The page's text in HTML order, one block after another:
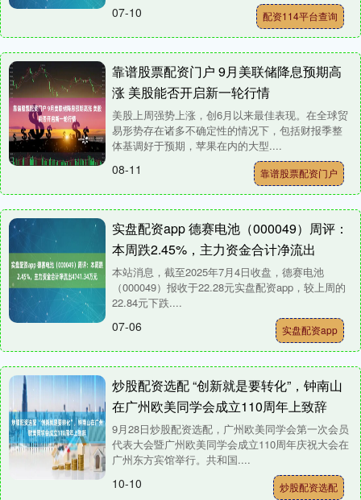
07-10 配资114平台查询
靠谱股票配资门户 9月美联储降息预期高
涨 美股能否开启新一轮行情
美股上周强势上涨，创6月以来最佳表现。在全球贸
易形势存在诸多不确定性的情况下，包括财报季整
体基调好于预期，苹果在内的大型....
08-11 靠谱股票配资门户
实盘配资app 德赛电池（000049）周评：
本周跌2.45%，主力资金合计净流出
4741.34万元
本站消息，截至2025年7月4日收盘，德赛电池
（000049）报收于22.28元实盘配资app，较上周的
22.84元下跌....
07-06 实盘配资app
炒股配资选配 “创新就是要转化”，钟南山
在广州欧美同学会成立110周年上致辞
9月28日炒股配资选配，广州欧美同学会第一次会员
代表大会暨广州欧美同学会成立110周年庆祝大会在
广州东方宾馆举行。共和国....
10-10 炒股配资选配